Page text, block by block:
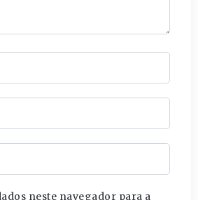
neste navegador para a